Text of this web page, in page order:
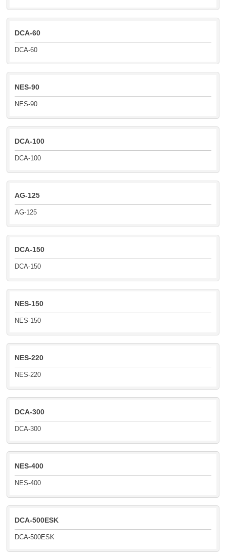
DCA-60
DCA-60
NES-90
NES-90
DCA-100
DCA-100
AG-125
AG-125
DCA-150
DCA-150
NES-150
NES-150
NES-220
NES-220
DCA-300
DCA-300
NES-400
NES-400
DCA-500ESK
DCA-500ESK